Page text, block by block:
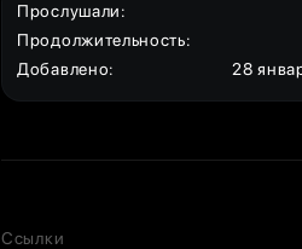
Прослушали:
Продолжительность:
Добавлено: 28
Ссылки